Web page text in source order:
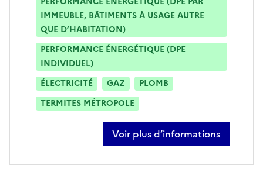
IMMEUBLE, BÂTIMENTS À USAGE AUTRE
QUE D’HABITATION)
PERFORMANCE ÉNERGÉTIQUE (DPE
INDIVIDUEL)
ÉLECTRICITÉ
GAZ
PLOMB
TERMITES MÉTROPOLE
Voir plus d’informations
sur franck lemar